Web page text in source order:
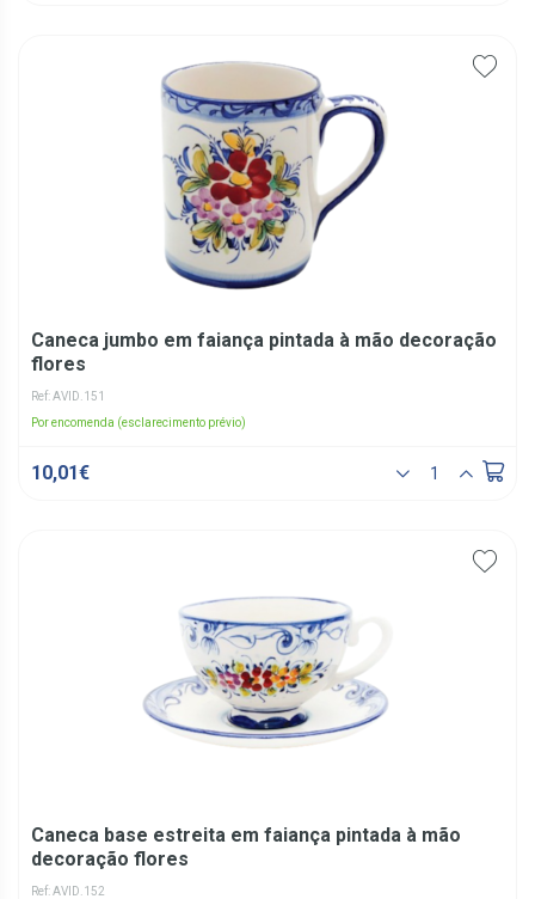
Caneca jumbo em faiança pintada à mão decoração
flores
Ref: AVID.151
Por encomenda (esclarecimento prévio)
10,01€
Caneca base estreita em faiança pintada à mão
decoração flores
Ref: AVID.152